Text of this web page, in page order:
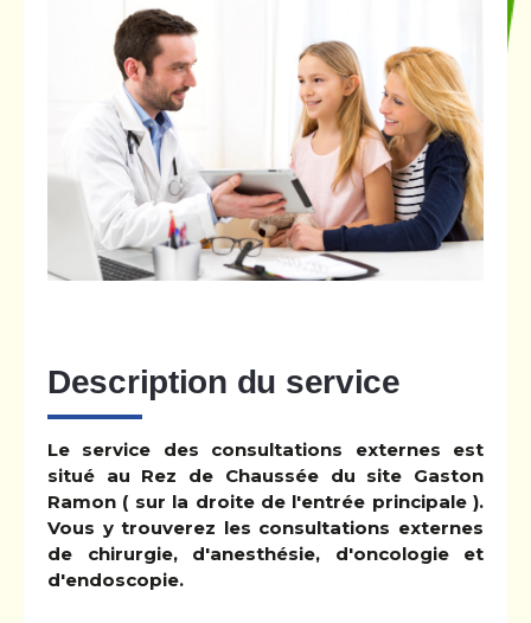
Description du service
Le service des consultations externes est
situé au Rez de Chaussée du site Gaston
Ramon ( sur la droite de l'entrée principale ).
Vous y trouverez les consultations externes
de chirurgie, d'anesthésie, d'oncologie et
d'endoscopie.